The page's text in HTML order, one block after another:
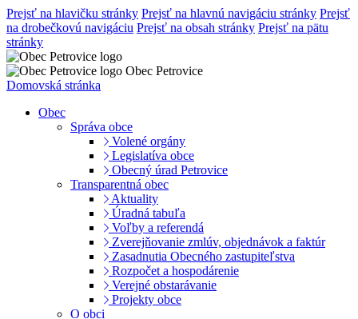
Prejsť na hlavičku stránky Prejsť na hlavnú navigáciu stránky Prejsť
na drobečkovú navigáciu Prejsť na obsah stránky Prejsť na pätu
stránky
Obec Petrovice
Domovská stránka
Obec
Správa obce
Volené orgány
Legislatíva obce
Obecný úrad Petrovice
Transparentná obec
Aktuality
Úradná tabuľa
Voľby a referendá
Zverejňovanie zmlúv, objednávok a faktúr
Zasadnutia Obecného zastupiteľstva
Rozpočet a hospodárenie
Verejné obstarávanie
Projekty obce
O obci